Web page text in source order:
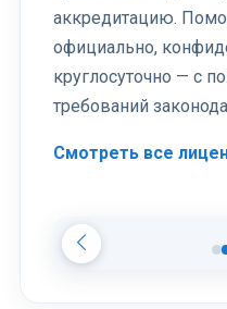
аккредитацию.
официально,
круглосуточно — с
требований
Смотреть все